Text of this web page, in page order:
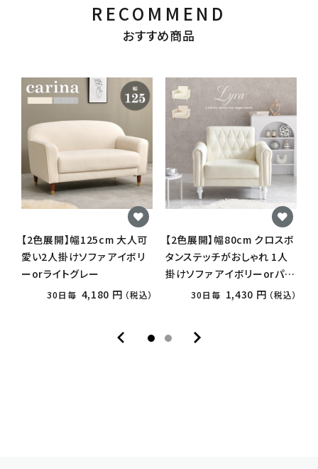
RECOMMEND
おすすめ商品
【2色展開】幅125cm 大人可
愛い2人掛けソファ アイボリ
ーorライトグレー
30日毎 4,180 円 （税込）
【2色展開】幅80cm クロスボ
タンステッチがおしゃれ 1人
掛けソファ アイボリーorパー
ルホワイト
30日毎 1,430 円 （税込）